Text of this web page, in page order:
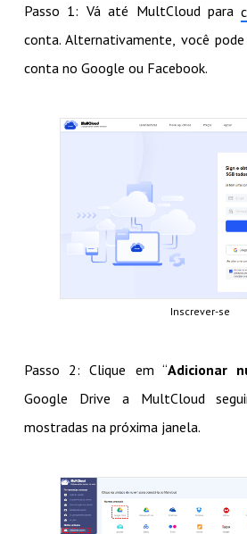
Passo 1: Vá até MultCloud para
conta. Alternativamente, você
conta no Google ou Facebook.
Inscrever-se
Passo 2: Clique em “Adicionar
Google Drive a MultCloud
mostradas na próxima janela.